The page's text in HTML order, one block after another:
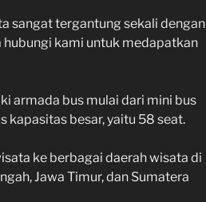
sangat tergantung sekali dengan
kami untuk medapatkan
armada bus mulai dari mini bus
kapasitas besar, yaitu 58 seat.
ke berbagai daerah wisata di
Jawa Timur, dan Sumatera